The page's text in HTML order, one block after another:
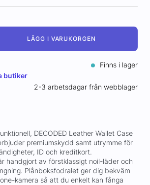
LÄGG I VARUKORGEN
Finns i lager
butiker
2-3 arbetsdagar från webblager
DECODED Leather Wallet Case
premiumskydd samt utrymme för
ID och kreditkort.
handgjort av förstklassigt noil-läder och
Plånboksfodralet ger dig bekväm
kamera så att du enkelt kan fånga